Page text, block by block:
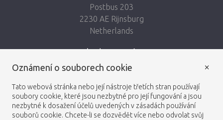
Postbus 203
2230 AE Rijnsburg
Netherlands
Sledujte nás:
© 2026 -Heemskerk Flowers Obchodní podmínky
Oznámení o souborech cookie
Tato webová stránka nebo její nástroje třetích stran používají
soubory cookie, které jsou nezbytné pro její fungování a jsou
nezbytné k dosažení účelů uvedených v zásadách používání
souborů cookie. Chcete-li se dozvědět více nebo odvolat svůj
×